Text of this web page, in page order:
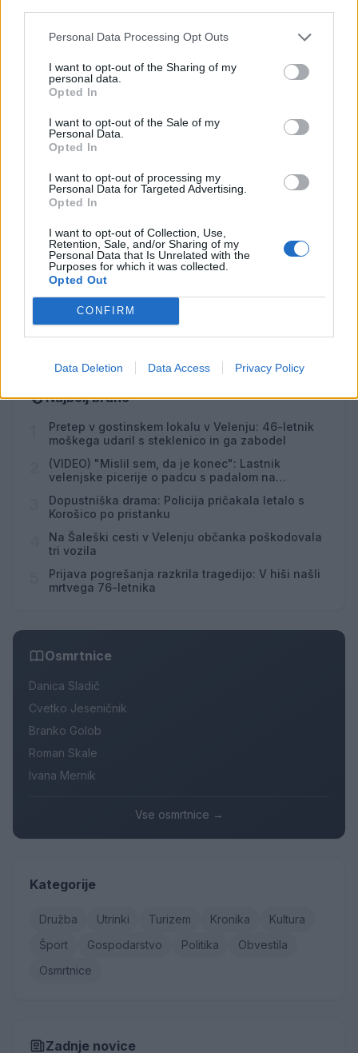
Personal Data Processing Opt Outs
I want to opt-out of the Sharing of my
personal data.
Opted In
I want to opt-out of the Sale of my
Personal Data.
Opted In
I want to opt-out of processing my
Personal Data for Targeted Advertising.
Opted In
I want to opt-out of Collection, Use,
Retention, Sale, and/or Sharing of my
Personal Data that Is Unrelated with the
Purposes for which it was collected.
Opted Out
CONFIRM
Data Deletion Data Access Privacy Policy
Failed to fetch
AVG
9
Odiseja
19:00
AVG
9
Obišči Vilo Čira-Čara
10:00
AVG
9
Tačke na patrulji: Dino-film
16:00
AVG
10
Minute za šah z Nejcem
09:00
Vsi dogodki →
Najbolj brano
Pretep v gostinskem lokalu v Velenju: 46-letnik
moškega udaril s steklenico in ga zabodel
(VIDEO) "Mislil sem, da je konec": Lastnik
velenjske picerije o padcu s padalom na
Dopustniška drama: Policija pričakala letalo s
Korošico po pristanku
Na Šaleški cesti v Velenju občanka poškodovala
tri vozila
Prijava pogrešanja razkrila tragedijo: V hiši našli
mrtvega 76-letnika
Osmrtnice
Danica Sladič
Cvetko Jeseničnik
Branko Golob
Roman Skale
Ivana Mernik
Vse osmrtnice →
Kategorije
Družba Utrinki Turizem Kronika
Kultura
Šport
Gospodarstvo Politika
Obvestila
Osmrtnice
Zadnje novice